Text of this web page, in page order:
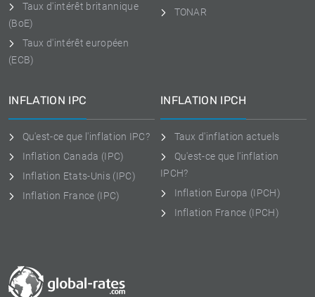
Taux d'intérêt britannique
(BoE)
Taux d'intérêt européen
(ECB)
TONAR
INFLATION IPC
Qu'est-ce que l'inflation IPC?
Inflation Canada (IPC)
Inflation Etats-Unis (IPC)
Inflation France (IPC)
INFLATION IPCH
Taux d'inflation actuels
Qu'est-ce que l'inflation
IPCH?
Inflation Europa (IPCH)
Inflation France (IPCH)